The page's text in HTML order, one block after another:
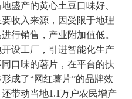
盛产的黄心土豆口味好、
收入来源，因受限于地理
行销售，产业附加值低。
设工厂，引进智能化生产
口味的薯片，在平台的扶
成了“网红薯片”的品牌效
带动当地1.1万户农民增产